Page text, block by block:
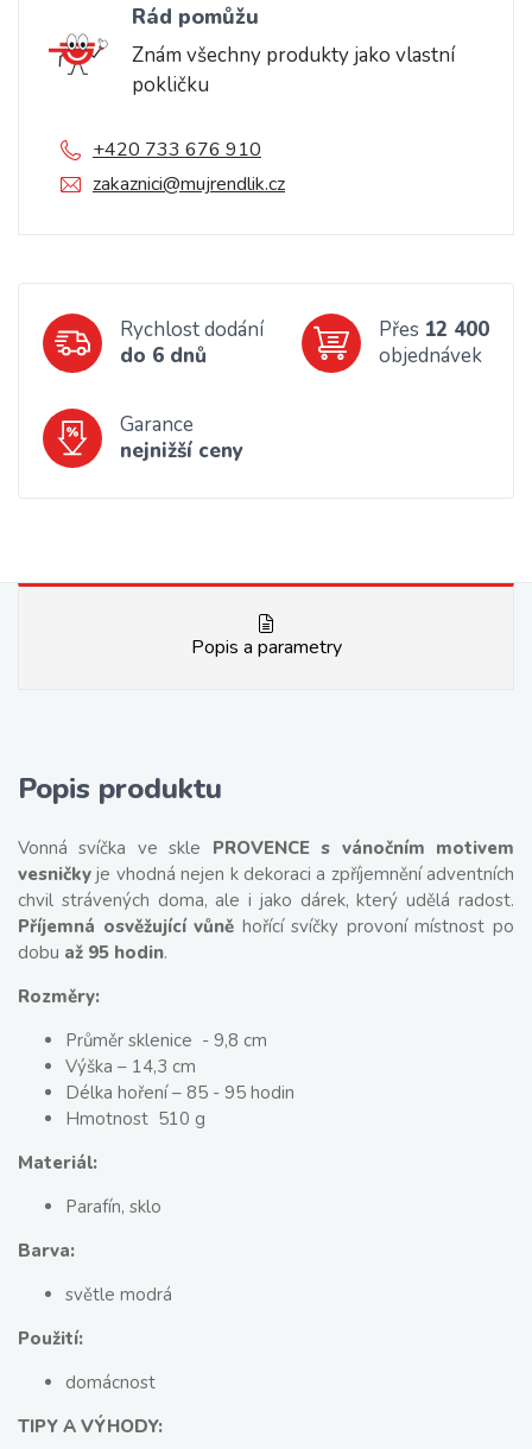
Rád pomůžu
Znám všechny produkty jako vlastní
pokličku
+420 733 676 910
zakaznici@mujrendlik.cz
Rychlost dodání
do 6 dnů
Přes 12 400
objednávek
Garance
nejnižší ceny
Popis a parametry
Popis produktu
Vonná svíčka ve skle PROVENCE s vánočním motivem
vesničky je vhodná nejen k dekoraci a zpříjemnění adventních
chvil strávených doma, ale i jako dárek, který udělá radost.
Příjemná osvěžující vůně hořící svíčky provoní místnost po
dobu až 95 hodin.
Rozměry:
Průměr sklenice - 9,8 cm
Výška – 14,3 cm
Délka hoření – 85 - 95 hodin
Hmotnost 510 g
Materiál:
Parafín, sklo
Barva:
světle modrá
Použití:
domácnost
TIPY A VÝHODY: